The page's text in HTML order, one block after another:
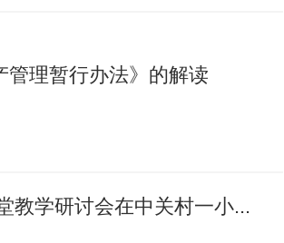
管理暂行办法》的解读
教学研讨会在中关村一小...